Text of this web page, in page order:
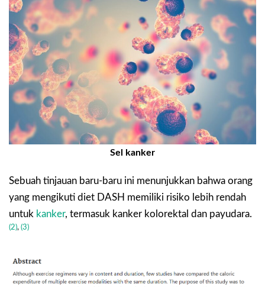
Sel kanker
Sebuah tinjauan baru-baru ini menunjukkan bahwa orang
yang mengikuti diet DASH memiliki risiko lebih rendah
untuk kanker, termasuk kanker kolorektal dan payudara.
(2), (3)